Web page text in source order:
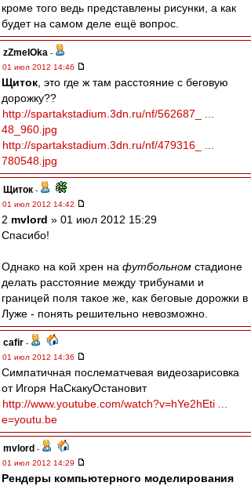
кроме того ведь представлены рисунки, а как
будет на самом деле ещё вопрос.
zZmeIOka -
01 июл 2012 14:46
Щиток , это где ж там расстояние с беговую
дорожку??
http://spartakstadium.3dn.ru/nf/562687_ ...
48_960.jpg
http://spartakstadium.3dn.ru/nf/479316_ ...
780548.jpg
Щиток -
01 июл 2012 14:42
2 mvlord » 01 июл 2012 15:29
Спасибо!
Однако на кой хрен на футбольном стадионе
делать расстояние между трибунами и
границей поля такое же, как беговые дорожки в
Луже - понять решительно невозможно.
cafir -
01 июл 2012 14:36
Симпатичная послематчевая видеозарисовка
от Игоря НаСкакуОстановит
http://www.youtube.com/watch?v=hYe2hEti ...
e=youtu.be
mvlord -
01 июл 2012 14:29
Рендеры компьютерного моделирования